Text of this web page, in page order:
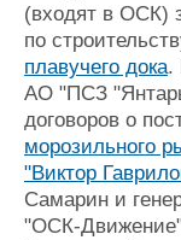
(входят в ОСК)
по
плавучего дока.
АО "ПСЗ
договоров о
морозильного
"Виктор
Самарин и
"ОСК-